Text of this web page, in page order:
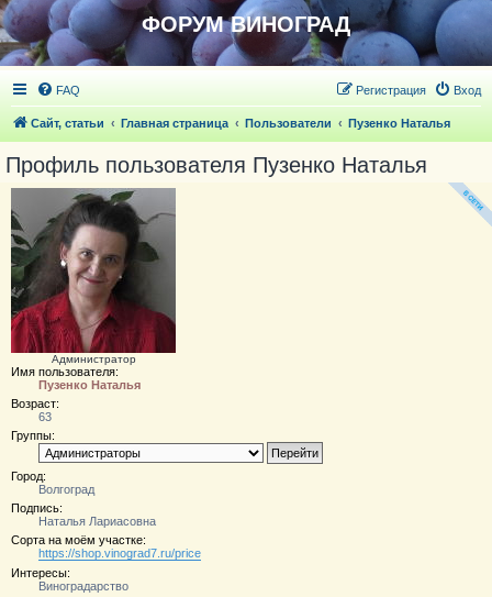
ФОРУМ ВИНОГРАД
FAQ Вход
Регистрация
Сайт, статьи Главная страница Пользователи Пузенко Наталья
Профиль пользователя Пузенко Наталья
Администратор
Имя пользователя:
Пузенко Наталья
Возраст:
63
Группы:
Город:
Волгоград
Подпись:
Наталья Лариасовна
Сорта на моём участке:
https://shop.vinograd7.ru/price
Интересы:
Виноградарство